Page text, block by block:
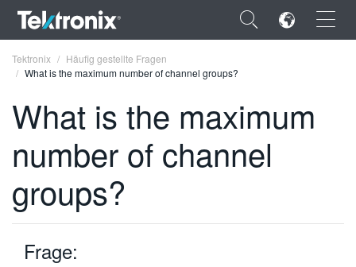
×
ENGLISH
FRANÇAIS
DEUTSCH
VIỆT NAM
Tektronix
Häufig gestellte Fragen
What is the maximum number of channel groups?
What is the maximum
number of channel
groups?
Frage: